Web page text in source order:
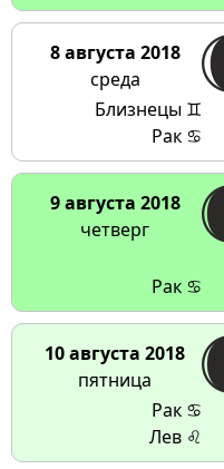
8 августа 2018
среда
Близнецы ♊
Рак ♋
9 августа 2018
четверг
Рак ♋
10 августа 2018
пятница
Рак ♋
Лев ♌